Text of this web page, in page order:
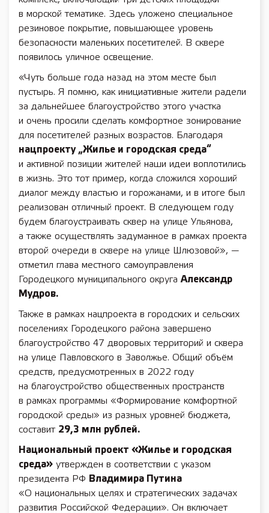
в морской тематике. Здесь уложено специальное
резиновое покрытие, повышающее уровень
безопасности маленьких посетителей. В сквере
появилось уличное освещение.
«Чуть больше года назад на этом месте был
пустырь. Я помню, как инициативные жители радели
за дальнейшее благоустройство этого участка
и очень просили сделать комфортное зонирование
для посетителей разных возрастов. Благодаря
нацпроекту „Жилье и городская среда“
и активной позиции жителей наши идеи воплотились
в жизнь. Это тот пример, когда сложился хороший
диалог между властью и горожанами, и в итоге был
реализован отличный проект. В следующем году
будем благоустраивать сквер на улице Ульянова,
а также осуществлять задуманное в рамках проекта
второй очереди в сквере на улице Шлюзовой», —
отметил глава местного самоуправления
Городецкого муниципального округаАлександр
Мудров.
Также в рамках нацпроекта в городских и сельских
поселениях Городецкого района завершено
благоустройство 47 дворовых территорий и сквера
на улице Павловского в Заволжье. Общий объём
средств, предусмотренных в 2022 году
на благоустройство общественных пространств
в рамках программы «Формирование комфортной
городской среды» из разных уровней бюджета,
составит 29,3 млн рублей.
Национальный проект «Жилье и городская
среда» утвержден в соответствии с указом
президента РФ Владимира Путина
«О национальных целях и стратегических задачах
развития Российской Федерации». Он включает